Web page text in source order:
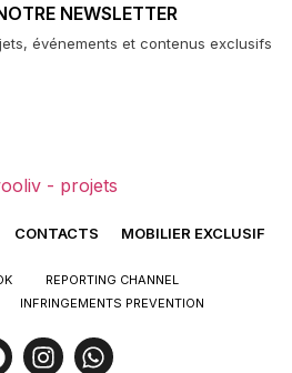
NEWSLETTER
événements et contenus exclusifs
CONTACTS MOBILIER EXCLUSIF
REPORTING CHANNEL
INFRINGEMENTS PREVENTION